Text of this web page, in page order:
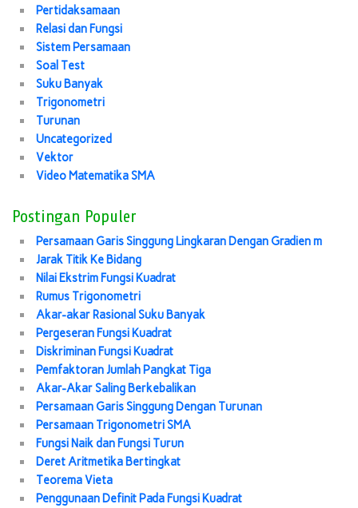
Pertidaksamaan
Relasi dan Fungsi
Sistem Persamaan
Soal Test
Suku Banyak
Trigonometri
Turunan
Uncategorized
Vektor
Video Matematika SMA
Postingan Populer
Persamaan Garis Singgung Lingkaran Dengan Gradien m
Jarak Titik Ke Bidang
Nilai Ekstrim Fungsi Kuadrat
Rumus Trigonometri
Akar-akar Rasional Suku Banyak
Pergeseran Fungsi Kuadrat
Diskriminan Fungsi Kuadrat
Pemfaktoran Jumlah Pangkat Tiga
Akar-Akar Saling Berkebalikan
Persamaan Garis Singgung Dengan Turunan
Persamaan Trigonometri SMA
Fungsi Naik dan Fungsi Turun
Deret Aritmetika Bertingkat
Teorema Vieta
Penggunaan Definit Pada Fungsi Kuadrat